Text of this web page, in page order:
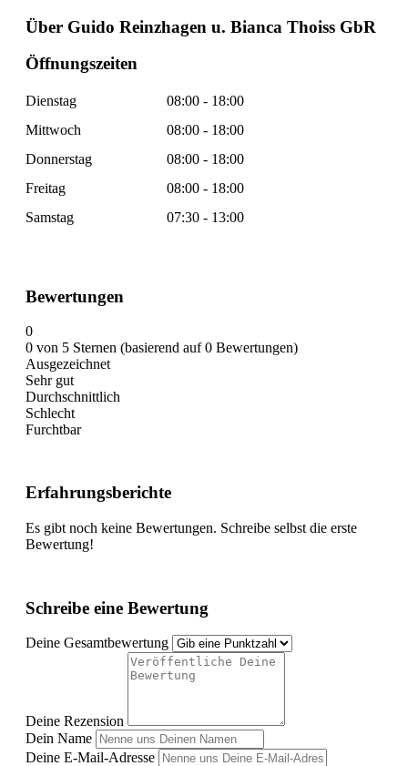
Über Guido Reinzhagen u. Bianca Thoiss GbR
Öffnungszeiten
Dienstag
08:00 - 18:00
Mittwoch
08:00 - 18:00
Donnerstag
08:00 - 18:00
Freitag
08:00 - 18:00
Samstag
07:30 - 13:00
Bewertungen
0
0 von 5 Sternen (basierend auf 0 Bewertungen)
Ausgezeichnet
Sehr gut
Durchschnittlich
Schlecht
Furchtbar
Erfahrungsberichte
Es gibt noch keine Bewertungen. Schreibe selbst die erste
Bewertung!
Schreibe eine Bewertung
Deine Gesamtbewertung
Deine Rezension
Dein Name
Deine E-Mail-Adresse